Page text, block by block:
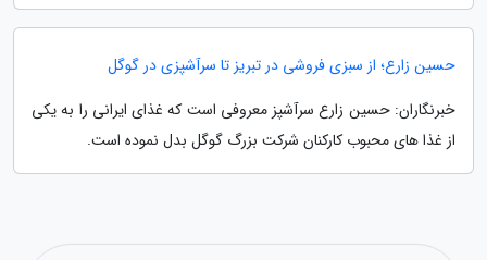
حسین زارع؛ از سبزی فروشی در تبریز تا سرآشپزی در گوگل
خبرنگاران: حسین زارع سرآشپز معروفی است که غذای ایرانی را به یکی
از غذا های محبوب کارکنان شرکت بزرگ گوگل بدل نموده است.